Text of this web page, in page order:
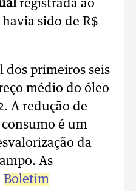
registrada ao
sido de R$
dos primeiros seis
médio do óleo
A redução de
é um
da
As
Boletim